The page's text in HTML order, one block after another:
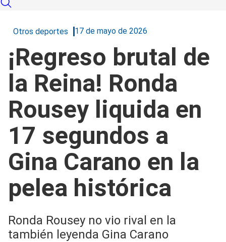
Otros deportes 17 de mayo de 2026
¡Regreso brutal de
la Reina! Ronda
Rousey liquida en
17 segundos a
Gina Carano en la
pelea histórica
Ronda Rousey no vio rival en la
también leyenda Gina Carano